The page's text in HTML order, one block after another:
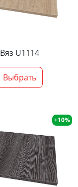
Вяз U1114
Выбрать
+10%